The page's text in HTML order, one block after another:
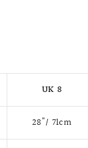
UK 8
28"/ 71cm